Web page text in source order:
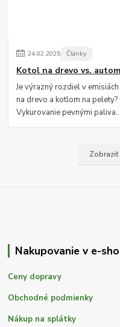
24.02.2025 Články
Kotol na drevo vs.
Je výrazný rozdiel v
na drevo a kotlom na
Vykurovanie pevnými
Zobraziť
Nakupovanie v e-
Ceny dopravy
Obchodné podmienky
Nákup na splátky